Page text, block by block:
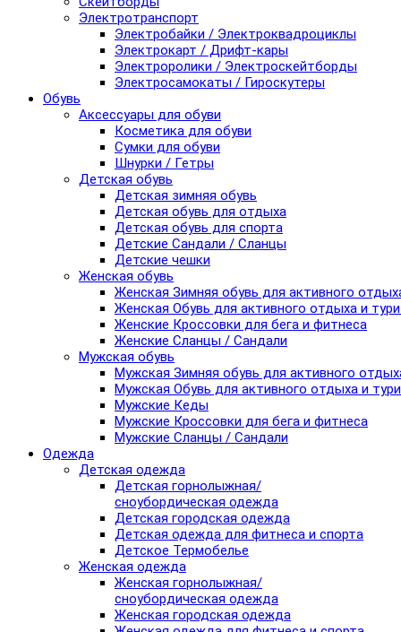
Электротранспорт
Электробайки / Электроквадроциклы
Электрокарт / Дрифт-кары
Электроролики / Электроскейтборды
Электросамокаты / Гироскутеры
Обувь
Аксессуары для обуви
Косметика для обуви
Сумки для обуви
Шнурки / Гетры
Детская обувь
Детская зимняя обувь
Детская обувь для отдыха
Детская обувь для спорта
Детские Сандали / Сланцы
Детские чешки
Женская обувь
Женская Зимняя обувь для активного
Женская Обувь для активного отдыха и
Женские Кроссовки для бега и фитнеса
Женские Сланцы / Сандали
Мужская обувь
Мужская Зимняя обувь для активного
Мужская Обувь для активного отдыха и
Мужские Кеды
Мужские Кроссовки для бега и фитнеса
Мужские Сланцы / Сандали
Одежда
Детская одежда
Детская горнолыжная/
сноубордическая одежда
Детская городская одежда
Детская одежда для фитнеса и спорта
Детское Термобелье
Женская одежда
Женская горнолыжная/
сноубордическая одежда
Женская городская одежда